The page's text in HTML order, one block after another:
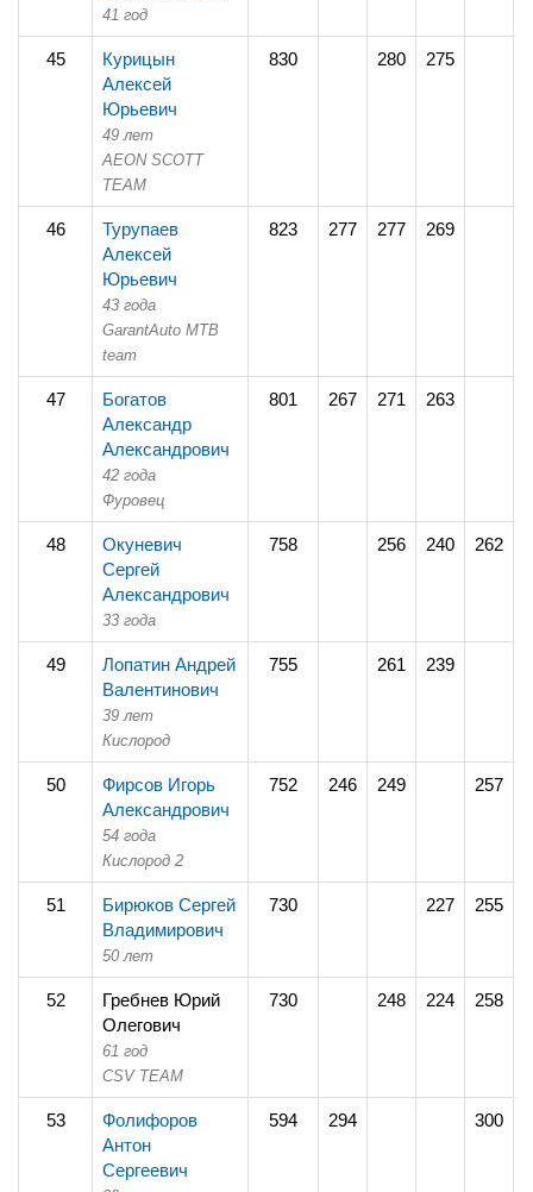
41 год
45
Курицын
Алексей
Юрьевич
49 лет
AEON SCOTT
TEAM
830 280 275
46
Турупаев
Алексей
Юрьевич
43 года
GarantAuto MTB
team
823 277 277 269
47
Богатов
Александр
Александрович
42 года
Фуровец
801 267 271 263
48
Окуневич
Сергей
Александрович
33 года
758 256 240 262
49
Лопатин Андрей
Валентинович
39 лет
Кислород
755 261 239
50
Фирсов Игорь
Александрович
54 года
Кислород 2
752 246 249 257
51
Бирюков Сергей
Владимирович
50 лет
730 227 255
52
Гребнев Юрий
Олегович
61 год
CSV TEAM
730 248 224 258
53
Фолифоров
Антон
Сергеевич
594 294 300